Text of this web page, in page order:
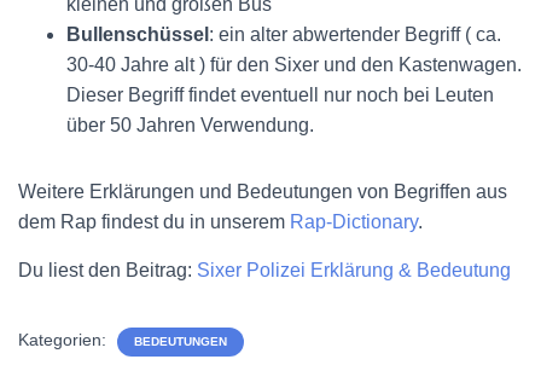
Bullenschüssel : ein alter abwertender Begriff ( ca.
30-40 Jahre alt ) für den Sixer und den Kastenwagen.
Dieser Begriff findet eventuell nur noch bei Leuten
über 50 Jahren Verwendung.
Weitere Erklärungen und Bedeutungen von Begriffen aus
dem Rap findest du in unserem Rap-Dictionary.
Du liest den Beitrag: Sixer Polizei Erklärung & Bedeutung
Kategorien: BEDEUTUNGEN